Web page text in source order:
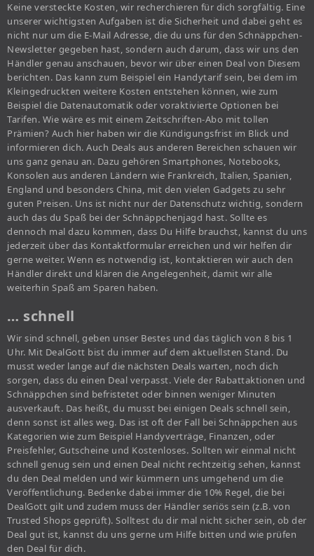
Keine versteckte Kosten, wir recherchieren für dich sorgfältig. Eine
unserer wichtigsten Aufgaben ist die Sicherheit und dabei geht es
nicht nur um die E-Mail Adresse, die du uns für den Schnäppchen-
Newsletter gegeben hast, sondern auch darum, dass wir uns den
Händler genau anschauen, bevor wir über einen Deal von Diesem
berichten. Das kann zum Beispiel ein Handytarif sein, bei dem im
Kleingedruckten weitere Kosten entstehen können, wie zum
Beispiel die Datenautomatik oder voraktivierte Optionen bei
Tarifen. Wie wäre es mit einem Zeitschriften-Abo mit tollen
Prämien? Auch hier haben wir die Kündigungsfrist im Blick und
informieren dich. Auch Deals aus anderen Bereichen schauen wir
uns ganz genau an. Dazu gehören Smartphones, Notebooks,
Konsolen aus anderen Ländern wie Frankreich, Italien, Spanien,
England und besonders China, mit den vielen Gadgets zu sehr
guten Preisen. Uns ist nicht nur der Datenschutz wichtig, sondern
auch das du Spaß bei der Schnäppchenjagd hast. Sollte es
dennoch mal dazu kommen, dass Du Hilfe brauchst, kannst du uns
jederzeit über das Kontaktformular erreichen und wir helfen dir
gerne weiter. Wenn es notwendig ist, kontaktieren wir auch den
Händler direkt und klären die Angelegenheit, damit wir alle
weiterhin Spaß am Sparen haben.
… schnell
Wir sind schnell, geben unser Bestes und das täglich von 8 bis 1
Uhr. Mit DealGott bist du immer auf dem aktuellsten Stand. Du
musst weder lange auf die nächsten Deals warten, noch dich
sorgen, dass du einen Deal verpasst. Viele der Rabattaktionen und
Schnäppchen sind befristetet oder binnen weniger Minuten
ausverkauft. Das heißt, du musst bei einigen Deals schnell sein,
denn sonst ist alles weg. Das ist oft der Fall bei Schnäppchen aus
Kategorien wie zum Beispiel Handyverträge, Finanzen, oder
Preisfehler, Gutscheine und Kostenloses. Sollten wir einmal nicht
schnell genug sein und einen Deal nicht rechtzeitig sehen, kannst
du den Deal melden und wir kümmern uns umgehend um die
Veröffentlichung. Bedenke dabei immer die 10% Regel, die bei
DealGott gilt und zudem muss der Händler seriös sein (z.B. von
Trusted Shops geprüft). Solltest du dir mal nicht sicher sein, ob der
Deal gut ist, kannst du uns gerne um Hilfe bitten und wie prüfen
den Deal für dich.